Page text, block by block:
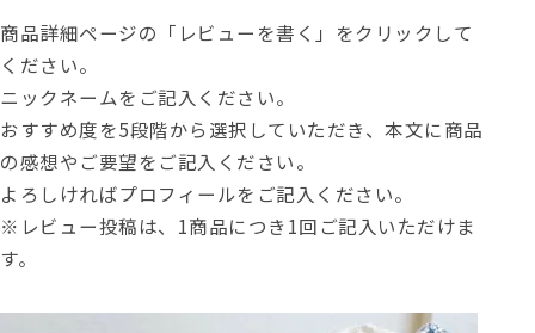
商品詳細ページの「レビューを書く」をクリックして
ください。
ニックネームをご記入ください。
おすすめ度を5段階から選択していただき、本文に商品
の感想やご要望をご記入ください。
よろしければプロフィールをご記入ください。
※レビュー投稿は、1商品につき1回ご記入いただけま
す。